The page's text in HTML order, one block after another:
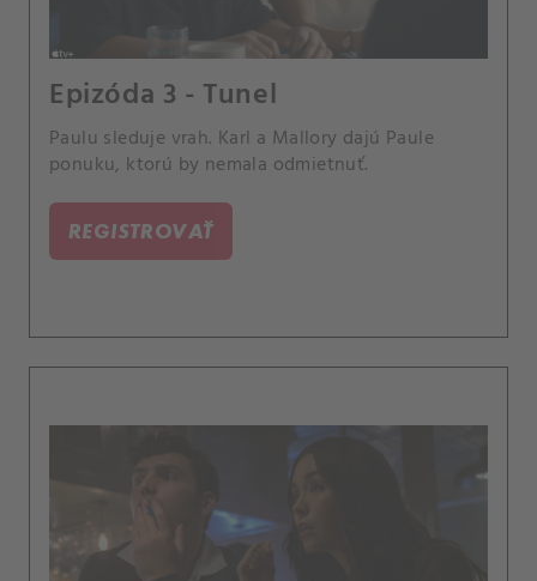
Epizóda 3 - Tunel
Paulu sleduje vrah. Karl a Mallory dajú Paule
ponuku, ktorú by nemala odmietnuť.
REGISTROVAŤ